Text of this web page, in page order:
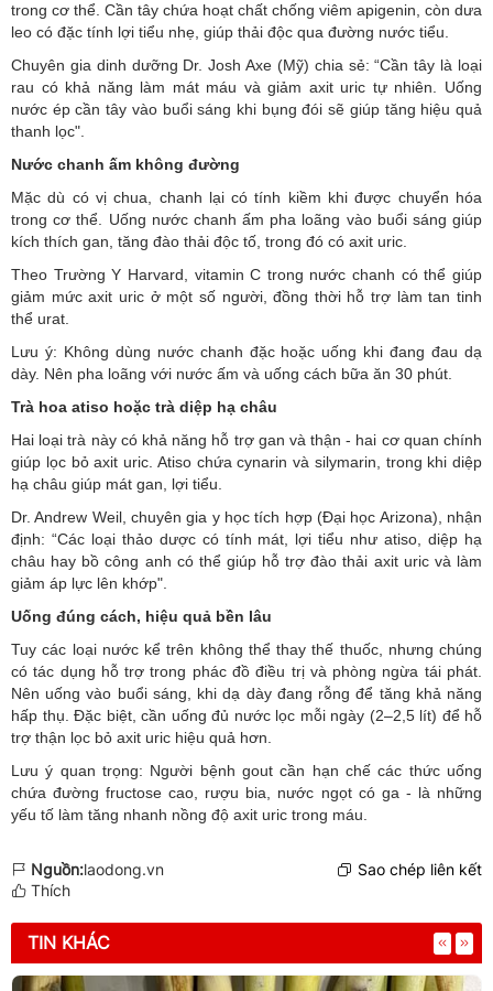
trong cơ thể. Cần tây chứa hoạt chất chống viêm apigenin, còn dưa
leo có đặc tính lợi tiểu nhẹ, giúp thải độc qua đường nước tiểu.
Chuyên gia dinh dưỡng Dr. Josh Axe (Mỹ) chia sẻ: “Cần tây là loại
rau có khả năng làm mát máu và giảm axit uric tự nhiên. Uống
nước ép cần tây vào buổi sáng khi bụng đói sẽ giúp tăng hiệu quả
thanh lọc".
Nước chanh ấm không đường
Mặc dù có vị chua, chanh lại có tính kiềm khi được chuyển hóa
trong cơ thể. Uống nước chanh ấm pha loãng vào buổi sáng giúp
kích thích gan, tăng đào thải độc tố, trong đó có axit uric.
Theo Trường Y Harvard, vitamin C trong nước chanh có thể giúp
giảm mức axit uric ở một số người, đồng thời hỗ trợ làm tan tinh
thể urat.
Lưu ý: Không dùng nước chanh đặc hoặc uống khi đang đau dạ
dày. Nên pha loãng với nước ấm và uống cách bữa ăn 30 phút.
Trà hoa atiso hoặc trà diệp hạ châu
Hai loại trà này có khả năng hỗ trợ gan và thận - hai cơ quan chính
giúp lọc bỏ axit uric. Atiso chứa cynarin và silymarin, trong khi diệp
hạ châu giúp mát gan, lợi tiểu.
Dr. Andrew Weil, chuyên gia y học tích hợp (Đại học Arizona), nhận
định: “Các loại thảo dược có tính mát, lợi tiểu như atiso, diệp hạ
châu hay bồ công anh có thể giúp hỗ trợ đào thải axit uric và làm
giảm áp lực lên khớp".
Uống đúng cách, hiệu quả bền lâu
Tuy các loại nước kể trên không thể thay thế thuốc, nhưng chúng
có tác dụng hỗ trợ trong phác đồ điều trị và phòng ngừa tái phát.
Nên uống vào buổi sáng, khi dạ dày đang rỗng để tăng khả năng
hấp thụ. Đặc biệt, cần uống đủ nước lọc mỗi ngày (2–2,5 lít) để hỗ
trợ thận lọc bỏ axit uric hiệu quả hơn.
Lưu ý quan trọng: Người bệnh gout cần hạn chế các thức uống
chứa đường fructose cao, rượu bia, nước ngọt có ga - là những
yếu tố làm tăng nhanh nồng độ axit uric trong máu.
Nguồn:laodong.vn
Sao chép liên kết
Thích
TIN KHÁC